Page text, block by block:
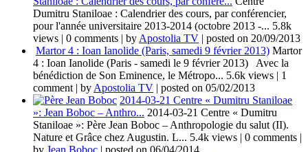
Dumitru Staniloae : Calendrier des cours, par conférencier,
pour l'année universitaire 2013-2014 (octobre 2013 -... 5.8k
views | 0 comments | by Apostolia TV | posted on 20/09/2013
Martor 4 : Ioan Ianolide (Paris, samedi 9 février 2013) Martor
4 : Ioan Ianolide (Paris - samedi le 9 février 2013) Avec la
bénédiction de Son Eminence, le Métropo... 5.6k views | 1
comment | by Apostolia TV | posted on 05/02/2013
2014-03-21 Centre « Dumitru Staniloae
»: Jean Boboc – Anthro... 2014-03-21 Centre « Dumitru
Staniloae »: Père Jean Boboc – Anthropologie du salut (II).
Nature et Grâce chez Augustin. L... 5.4k views | 0 comments |
by Jean Boboc | posted on 06/04/2014